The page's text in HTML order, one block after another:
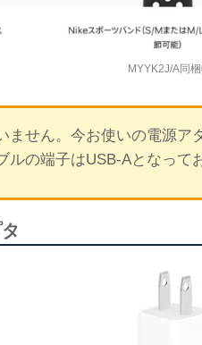
MYYK2J/A同
ません。今お使いの電源ア
の端子はUSB-Aとなって